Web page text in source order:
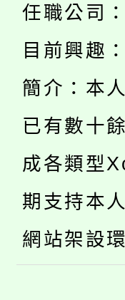
場熱
徵才
8月
開!
115
田徑
桃園
視費
半價
大園
份教
大溪
份教
淨零
任職公司：
目前興趣
簡介：本
已有數十
成各類型
期支持本
網站架設